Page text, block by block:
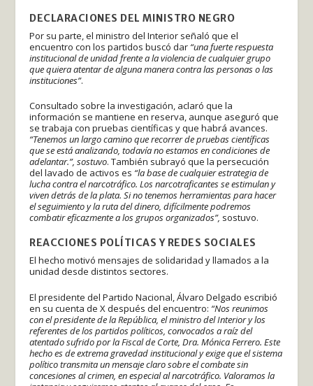
DECLARACIONES DEL MINISTRO NEGRO
Por su parte, el ministro del Interior señaló que el
encuentro con los partidos buscó dar “una fuerte respuesta
institucional de unidad frente a la violencia de cualquier grupo
que quiera atentar de alguna manera contra las personas o las
instituciones”.
Consultado sobre la investigación, aclaró que la
información se mantiene en reserva, aunque aseguró que
se trabaja con pruebas científicas y que habrá avances.
“Tenemos un largo camino que recorrer de pruebas científicas
que se está analizando, todavía no estamos en condiciones de
adelantar.”, sostuvo. También subrayó que la persecución
del lavado de activos es “la base de cualquier estrategia de
lucha contra el narcotráfico. Los narcotraficantes se estimulan y
viven detrás de la plata. Si no tenemos herramientas para hacer
el seguimiento y la ruta del dinero, difícilmente podremos
combatir eficazmente a los grupos organizados”, sostuvo.
REACCIONES POLÍTICAS Y REDES SOCIALES
El hecho motivó mensajes de solidaridad y llamados a la
unidad desde distintos sectores.
El presidente del Partido Nacional, Álvaro Delgado escribió
en su cuenta de X después del encuentro: “Nos reunimos
con el presidente de la República, el ministro del Interior y los
referentes de los partidos políticos, convocados a raíz del
atentado sufrido por la Fiscal de Corte, Dra. Mónica Ferrero. Este
hecho es de extrema gravedad institucional y exige que el sistema
político transmita un mensaje claro sobre el combate sin
concesiones al crimen, en especial al narcotráfico. Valoramos la